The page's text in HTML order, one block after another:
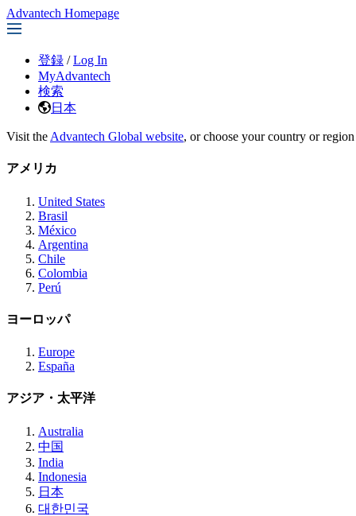
Advantech Homepage
登録 / Log In
MyAdvantech
検索
日本
Visit the Advantech Global website, or choose your country or
アメリカ
United States
Brasil
México
Argentina
Chile
Colombia
Perú
ヨーロッパ
Europe
España
アジア・太平洋
Australia
中国
India
Indonesia
日本
대한민국